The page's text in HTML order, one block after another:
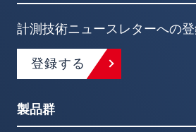
計測技術ニュースレターへの
登録する
製品群